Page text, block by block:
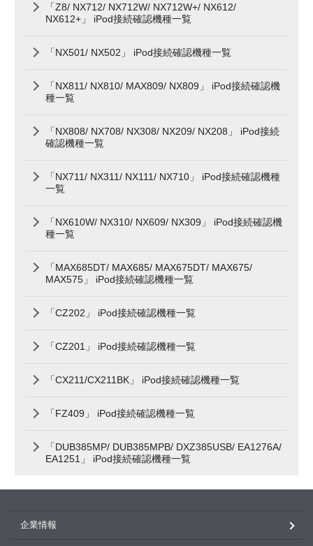
「Z8/ NX712/ NX712W/ NX712W+/ NX612/
NX612+」 iPod接続確認機種一覧
「NX501/ NX502」 iPod接続確認機種一覧
「NX811/ NX810/ MAX809/ NX809」 iPod接続確認機
種一覧
「NX808/ NX708/ NX308/ NX209/ NX208」 iPod接続
確認機種一覧
「NX711/ NX311/ NX111/ NX710」 iPod接続確認機種
一覧
「NX610W/ NX310/ NX609/ NX309」 iPod接続確認機
種一覧
「MAX685DT/ MAX685/ MAX675DT/ MAX675/
MAX575」 iPod接続確認機種一覧
「CZ202」 iPod接続確認機種一覧
「CZ201」 iPod接続確認機種一覧
「CX211/CX211BK」 iPod接続確認機種一覧
「FZ409」 iPod接続確認機種一覧
「DUB385MP/ DUB385MPB/ DXZ385USB/ EA1276A/
EA1251」 iPod接続確認機種一覧
企業情報